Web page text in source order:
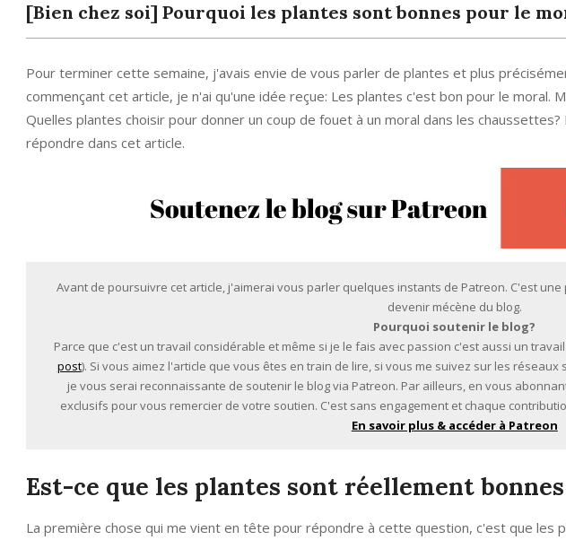
[Bien chez soi] Pourquoi les plantes sont bonnes pour le
Pour terminer cette semaine, j'avais envie de vous parler de plantes et plus
commençant cet article, je n'ai qu'une idée reçue: Les plantes c'est bon pour le moral.
Quelles plantes choisir pour donner un coup de fouet à un moral dans les
répondre dans cet article.
Avant de poursuivre cet article, j'aimerai vous parler quelques instants de Patreon. C'est
devenir mécène du blog.
Pourquoi soutenir le blog?
Parce que c'est un travail considérable et même si je le fais avec passion c'est aussi un
post). Si vous aimez l'article que vous êtes en train de lire, si vous me suivez sur les
je vous serai reconnaissante de soutenir le blog via Patreon. Par ailleurs, en vous
exclusifs pour vous remercier de votre soutien. C'est sans engagement et chaque
En savoir plus & accéder à Patreon
Est-ce que les plantes sont réellement
La première chose qui me vient en tête pour répondre à cette question, c'est que les